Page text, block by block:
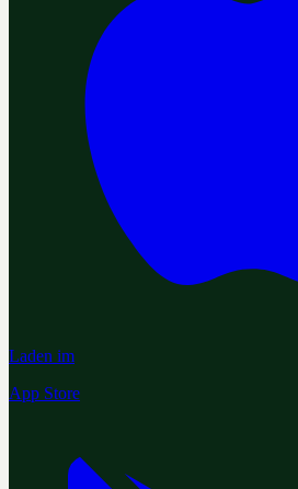
Laden im
App Store